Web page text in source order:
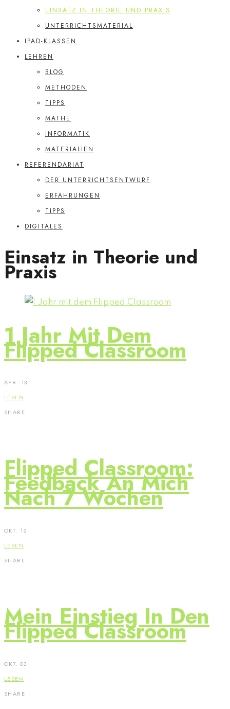
EINSATZ IN THEORIE UND PRAXIS
UNTERRICHTSMATERIAL
IPAD-KLASSEN
LEHREN
BLOG
METHODEN
TIPPS
MATHE
INFORMATIK
MATERIALIEN
REFERENDARIAT
DER UNTERRICHTSENTWURF
ERFAHRUNGEN
TIPPS
DIGITALES
Einsatz in Theorie und
Praxis
1 Jahr Mit Dem
Flipped Classroom
APR. 13
LESEN
SHARE
Flipped Classroom:
Feedback An Mich
Nach 7 Wochen
OKT. 12
LESEN
SHARE
Mein Einstieg In Den
Flipped Classroom
OKT. 03
LESEN
SHARE